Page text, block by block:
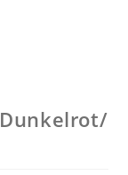
Dunkelrot/